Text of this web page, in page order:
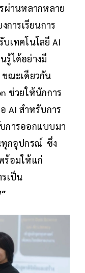
ผ่านหลากหลาย
การเรียนการ
เทคโนโลยี AI
รู้ได้อย่างมี
ขณะเดียวกัน
ช่วยให้นักการ
AI สำหรับการ
การออกแบบมา
ทุกอุปกรณ์ ซึ่ง
ร้อมให้แก่
เป็น